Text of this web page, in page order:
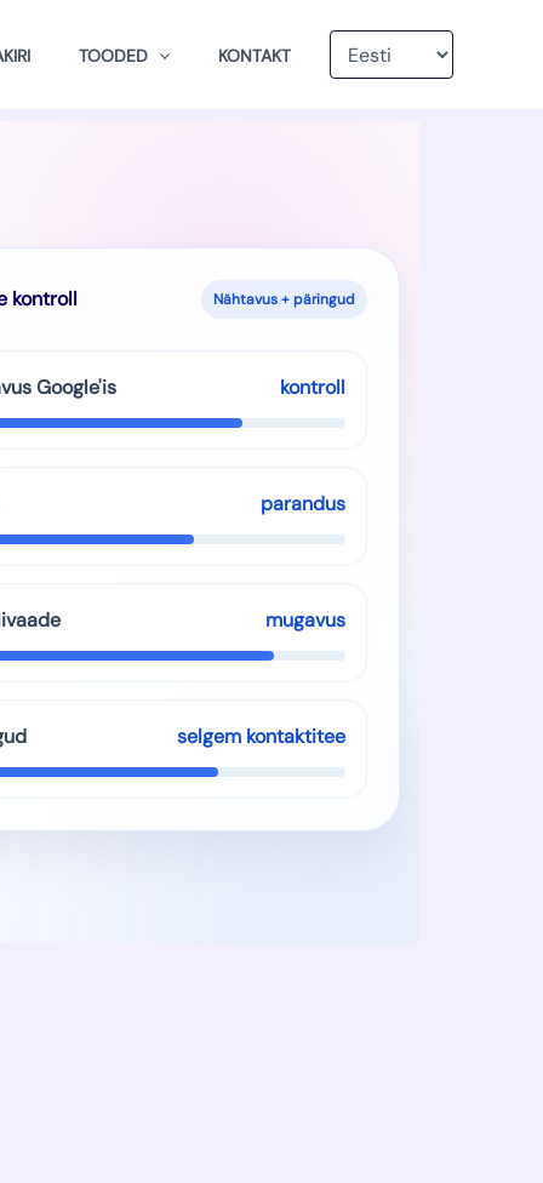
TOODED KONTAKT
keel
kontroll Nähtavus + päringud
Google'is kontroll
parandus
mugavus
selgem kontaktitee